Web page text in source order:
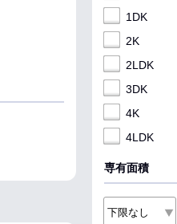
1DK
2K
2LDK
3DK
4K
4LDK
専有面積